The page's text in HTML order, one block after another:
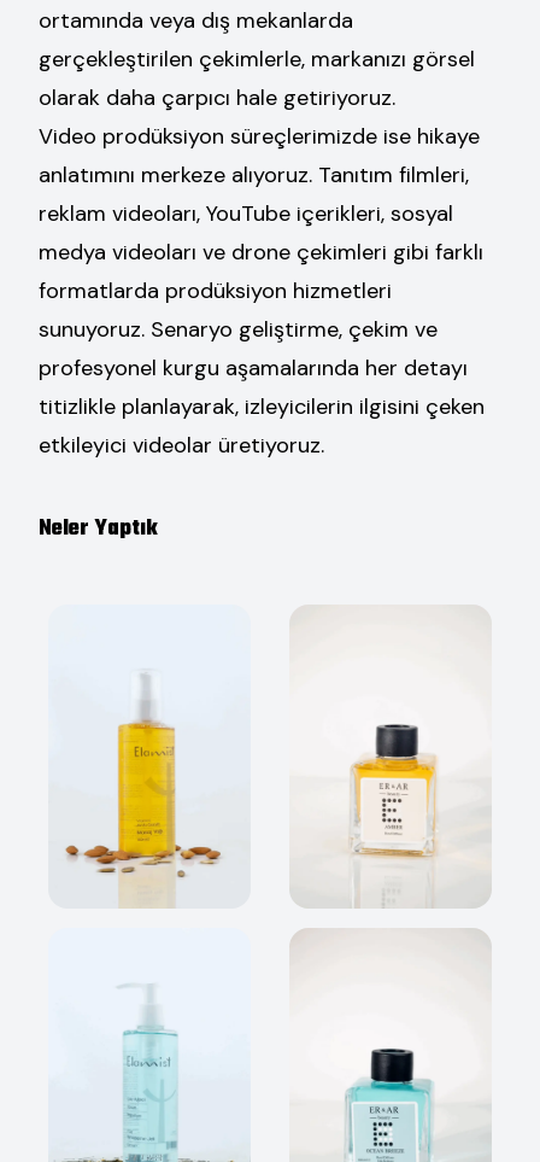
ortamında veya dış mekanlarda
gerçekleştirilen çekimlerle, markanızı görsel
olarak daha çarpıcı hale getiriyoruz.
Video prodüksiyon süreçlerimizde ise hikaye
anlatımını merkeze alıyoruz. Tanıtım filmleri,
reklam videoları, YouTube içerikleri, sosyal
medya videoları ve drone çekimleri gibi farklı
formatlarda prodüksiyon hizmetleri
sunuyoruz. Senaryo geliştirme, çekim ve
profesyonel kurgu aşamalarında her detayı
titizlikle planlayarak, izleyicilerin ilgisini çeken
etkileyici videolar üretiyoruz.
Neler Yaptık